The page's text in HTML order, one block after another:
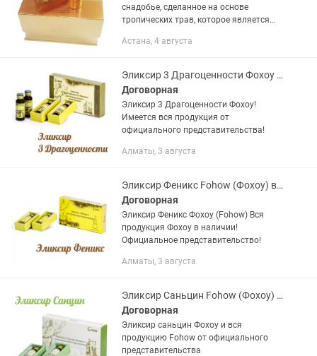
снадобье, сделанное на основе
тропических трав, которое является
усиления потенции, увеличения
Астана, 4 августа
Эликсир 3 Драгоценности Фохоу (Fohow) вся продукция в наличии!
Договорная
Эликсир 3 Драгоценности Фохоу!
Имеется вся продукция от
официального представительства!
Алматы, 3 августа
Эликсир Феникс Fohow (Фохоу) вся продукция в наличии!
Договорная
Эликсир Феникс Фохоу (Fohow) Вся
продукция Фохоу в наличии!
Официальное представительство!
Алматы, 3 августа
Эликсир Саньцин Fohow (Фохоу) вся продукция в наличии!
Договорная
Эликсир саньцин Фохоу и вся
продукцию Fohow от официального
представительства